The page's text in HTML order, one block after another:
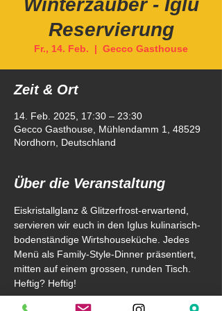
Winterzauber - Iglu
Reservierung
Fr., 14. Feb.
  |
Gecco Gasthouse
Zeit & Ort
14. Feb. 2025, 17:30 – 23:30
Gecco Gasthouse, Mühlendamm 1, 48529
Nordhorn, Deutschland
Über die Veranstaltung
Eiskristallglanz & Glitzerfrost-erwartend,
servieren wir euch in den Iglus kulinarisch-
bodenständige Wirtshouseküche. Jedes
Menü als Family-Style-Dinner präsentiert,
mitten auf einem grossen, runden Tisch.
Heftig? Heftig!